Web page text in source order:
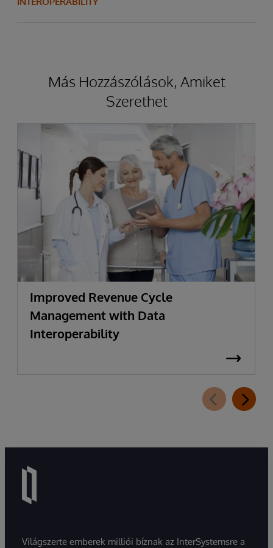
Más Hozzászólások, Amiket
Szerethet
Improved Revenue Cycle
Management with Data
Interoperability
Világszerte emberek milliói bíznak az InterSystemsre a